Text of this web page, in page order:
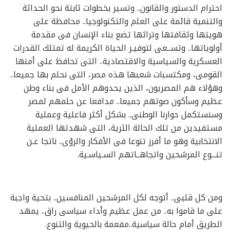
احترام الدستور والقانون.. وتسير بخطوات ثابتة نحو الحداثة
والتنمية قائمة على العلم والتكنولوجيا.. محافظة على
هويتها وثقافتها وتراثها تضع بناء الإنسان فى مقدمة
أولوياتها.. وتســعى لتوفيـر الحياة الكريمة له تمتلك القدرات
العسكرية والسياسية والاقتصادية.. التى تحافظ على أمنها
القومى، ومكتسبات شعبها هذه مصر، التى نحلم بها جميعا..
وهؤلاء هم المصريون، الذين يحدوهم الأمل فى بناء وطن
عظيم وسأكون صوتهم جميعا.. مدافعا عن حلمهم لمصر
وسنستكمل حوارنا الوطنى.. بشكل أكثر فاعلية وعملية
مستفيدين من تلك الحالة الثرية، التى شهدتها العملية
الانتخابية وهو ما أفرز تنوعا فى الأفكار والرؤى.. ناتجا عـن
تنـــوع المرشحين واتجاهــاتهم السـياسـية.
ومن كل قلبى.. أتوجه لكل المرشحين المنافسين.. بتحية واجبة
على ما قاموا به.. من عمل عظيم وأداء سياسى راق.. يمهد
الطريق أمام حالة سياسية..مفعمة بالحيوية والتنوع.